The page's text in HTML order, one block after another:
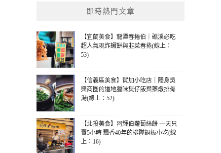
即時熱門文章
【宜蘭美食】龍潭春捲伯｜礁溪必吃
超人氣現炸蝦餅與韭菜春捲(線上：
53)
【信義區美食】賀加小吃店｜隱身吳
興商圈的道地臘味煲仔飯與藥燉排骨
湯(線上：52)
【北投美食】阿輝伯蘿蔔絲餅 一天只
賣5小時 飄香40年的排隊銅板小吃(線
上：16)